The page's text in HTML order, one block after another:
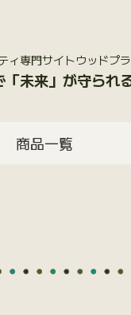
ィ専門サイトウッドプ
「未来」が守られ
商品一覧